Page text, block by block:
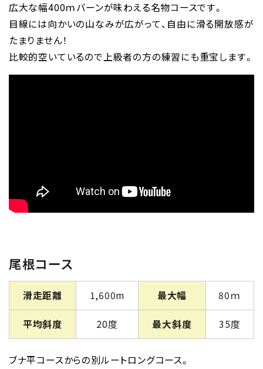
広大な幅400ｍバーンが味わえる名物コースです。
目線には向かいの山なみが広がって、自由に滑る開放感が
たまりません！
比較的空いているので上級者の方の練習にも重宝します。
尾根コース
滑走距離 1,600m 最大幅 80ｍ
平均斜度 20度 最大斜度 35度
ブナ平コースからの別ルートロングコース。